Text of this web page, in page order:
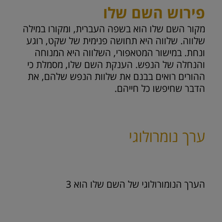
פירוש השם שלו
מקור השם שלו הוא בשפה העברית, ומקורו במילה
שלווה. שלווה היא תחושה פנימית של שקט, רוגע
ונחת. במישור המטאפורי, השלווה היא המנוחה
והנחלה של הנפש. הענקת השם שלו, מסמלת כי
ההורים רואים בבנם את שלוות הנפש שלהם, את
הדבר שחיפשו כל חייהם.
ערך נומרולוגי
הערך הנומורולוגי של השם שלו הוא 3